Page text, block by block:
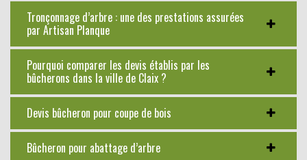
Tronçonnage d’arbre : une des prestations assurées
par Artisan Planque
Pourquoi comparer les devis établis par les
bûcherons dans la ville de Claix ?
Devis bûcheron pour coupe de bois
Bûcheron pour abattage d’arbre